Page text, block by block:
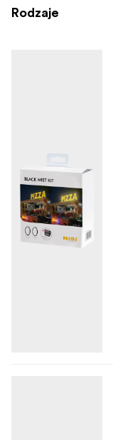
Rodzaje